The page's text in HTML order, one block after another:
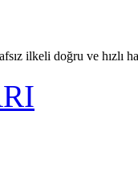
ilkeli doğru ve hızlı